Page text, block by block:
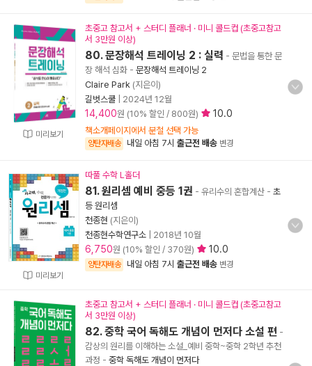
미리보기
초중고 참고서 + 스터디 플래너 · 미니 콜드컵 (초중고참고
서 3만원 이상)
80. 문장해석 트레이닝 2 : 실력 - 문법을 통한 문
장 해석 심화 - 문장해석 트레이닝 2
Claire Park (지은이)
길벗스쿨
2024년 12월
14,400원 (10% 할인 / 800원) 10.0
책소개페이지에서 분철 선택 가능
양탄자배송 내일 아침 7시 출근전 배송 변경
미리보기
따풀 수학 L홀더
81. 원리셈 예비 중등 1권 - 유리수의 혼합계산 - 초
등 원리셈
천종현 (지은이)
천종현수학연구소
2018년 10월
6,750원 (10% 할인 / 370원) 10.0
양탄자배송 내일 아침 7시 출근전 배송 변경
초중고 참고서 + 스터디 플래너 · 미니 콜드컵 (초중고참고
서 3만원 이상)
82. 중학 국어 독해도 개념이 먼저다 소설 편 -
감상의 원리를 이해하는 소설_예비 중학~중학 2학년 추천
과정 - 중학 독해도 개념이 먼저다